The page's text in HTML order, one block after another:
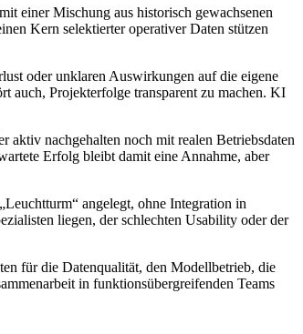
einer Mischung aus historisch gewachsenen
Kern selektierter operativer Daten stützen
oder unklaren Auswirkungen auf die eigene
auch, Projekterfolge transparent zu machen. KI
aktiv nachgehalten noch mit realen Betriebsdaten
Erfolg bleibt damit eine Annahme, aber
angelegt, ohne Integration in
liegen, der schlechten Usability oder der
für die Datenqualität, den Modellbetrieb, die
in funktionsübergreifenden Teams